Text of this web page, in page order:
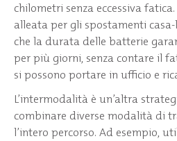
chilometri senza eccessiva fatica.
alleata per gli spostamenti
che la durata delle batterie
per più giorni, senza contare il
si possono portare in ufficio e
L’intermodalità è un’altra
combinare diverse modalità di
l’intero percorso. Ad esempio,